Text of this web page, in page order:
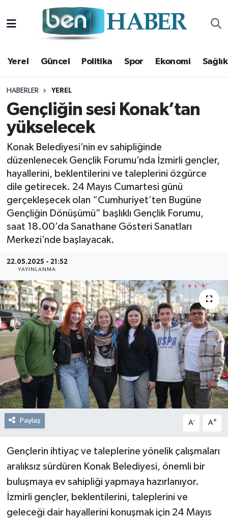
Yerel Güncel Politika Spor Ekonomi Sağlık
HABERLER YEREL
Gençliğin sesi Konak’tan
yükselecek
Konak Belediyesi’nin ev sahipliğinde
düzenlenecek Gençlik Forumu’nda İzmirli gençler,
hayallerini, beklentilerini ve taleplerini özgürce
dile getirecek. 24 Mayıs Cumartesi günü
gerçekleşecek olan “Cumhuriyet’ten Bugüne
Gençliğin Dönüşümü” başlıklı Gençlik Forumu,
saat 18.00’da Sanathane Gösteri Sanatları
Merkezi’nde başlayacak.
22.05.2025 - 21:52
YAYINLANMA
Paylaş A- A+
Gençlerin ihtiyaç ve taleplerine yönelik çalışmaları
aralıksız sürdüren Konak Belediyesi, önemli bir
buluşmaya ev sahipliği yapmaya hazırlanıyor.
İzmirli gençler, beklentilerini, taleplerini ve
geleceği dair hayallerini konuşmak için 24 Mayıs
Yerel
Güncel
Politika
Spor
Ekonomi
Sağlık
Magazin
Kültür Sanat
Resmi Reklam
Röportajlar
Hava Durumu
Trafik Durumu
Süper Lig Puan Durumu ve Fikstür
Tüm Manşetler
Son Dakika Haberleri
Haber Arşivi